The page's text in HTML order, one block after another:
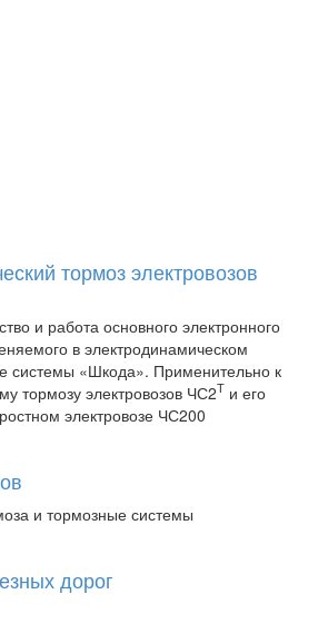
тормоз электровозов
и работа основного электронного
в электродинамическом
системы «Шкода». Применительно к
тормозу электровозов ЧС2Т и его
электровозе ЧС200
и тормозные системы
дорог